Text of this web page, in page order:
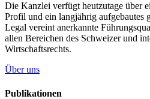
Die Kanzlei verfügt heutzutage über
Profil und ein langjährig
Legal vereint anerkannte
allen Bereichen des Schweizer und
Wirtschaftsrechts.
Über uns
Publikationen